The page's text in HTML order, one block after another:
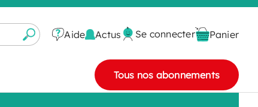
Aide Actus Se connecter Panier
Tous nos abonnements